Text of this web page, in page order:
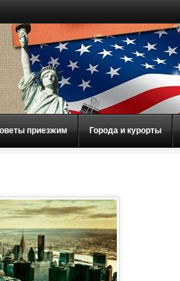
приезжим Города и курорты